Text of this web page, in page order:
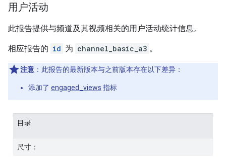
用户活动
此报告提供与频道及其视频相关的用户活动统计信息。
相应报告的 id 为 channel_basic_a3 。
注意 ：此报告的最新版本与之前版本存在以下差异：
添加了 engaged_views 指标
目录
尺寸：